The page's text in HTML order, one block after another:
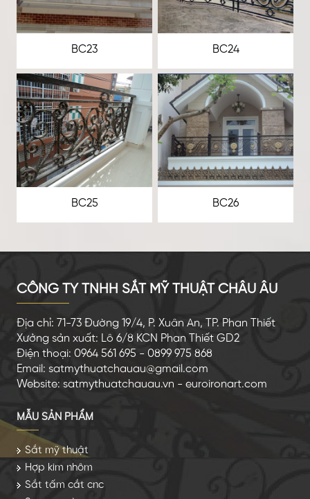
BC23 BC24
BC25 BC26
CÔNG TY TNHH SẮT MỸ THUẬT CHÂU ÂU
Địa chỉ: 71-73 Đường 19/4, P. Xuân An, TP. Phan Thiết
Xưởng sản xuất: Lô 6/8 KCN Phan Thiết GD2
Điện thoại: 0964 561 695 - 0899 975 868
Email: satmythuatchauau@gmail.com
Website: satmythuatchauau.vn - euroironart.com
MẪU SẢN PHẨM
Sắt mỹ thuật
Hợp kim nhôm
Sắt tấm cắt cnc